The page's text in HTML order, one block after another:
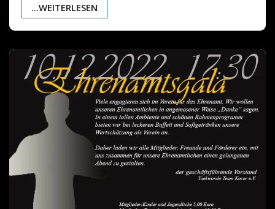
...WEITERLESEN